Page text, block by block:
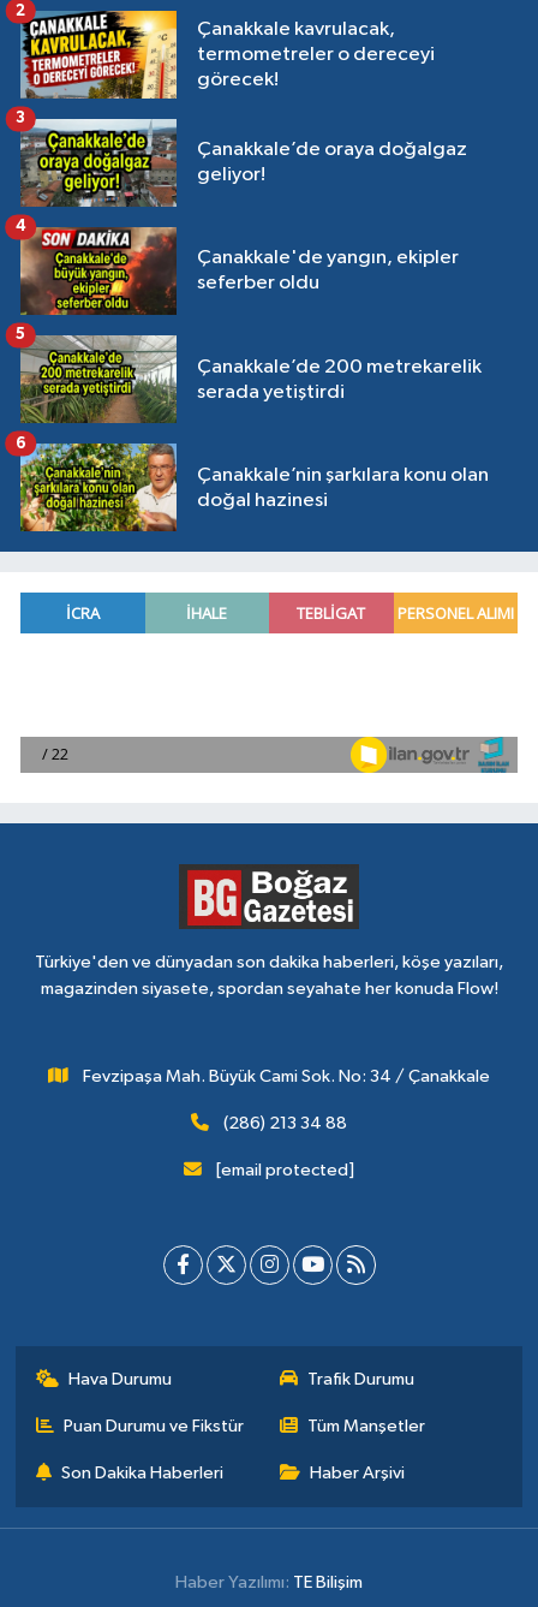
Çanakkale kavrulacak,
termometreler o dereceyi
görecek!
2
Çanakkale’de oraya doğalgaz
geliyor!
3
Çanakkale'de yangın, ekipler
seferber oldu
4
Çanakkale’de 200 metrekarelik
serada yetiştirdi
5
Çanakkale’nin şarkılara konu olan
doğal hazinesi
6
Türkiye'den ve dünyadan son dakika haberleri, köşe yazıları,
magazinden siyasete, spordan seyahate her konuda Flow!
Fevzipaşa Mah. Büyük Cami Sok. No: 34 / Çanakkale
(286) 213 34 88
[email protected]
Hava Durumu Trafik Durumu
Puan Durumu ve Fikstür Tüm Manşetler
Son Dakika Haberleri Haber Arşivi
Haber Yazılımı: TE Bilişim